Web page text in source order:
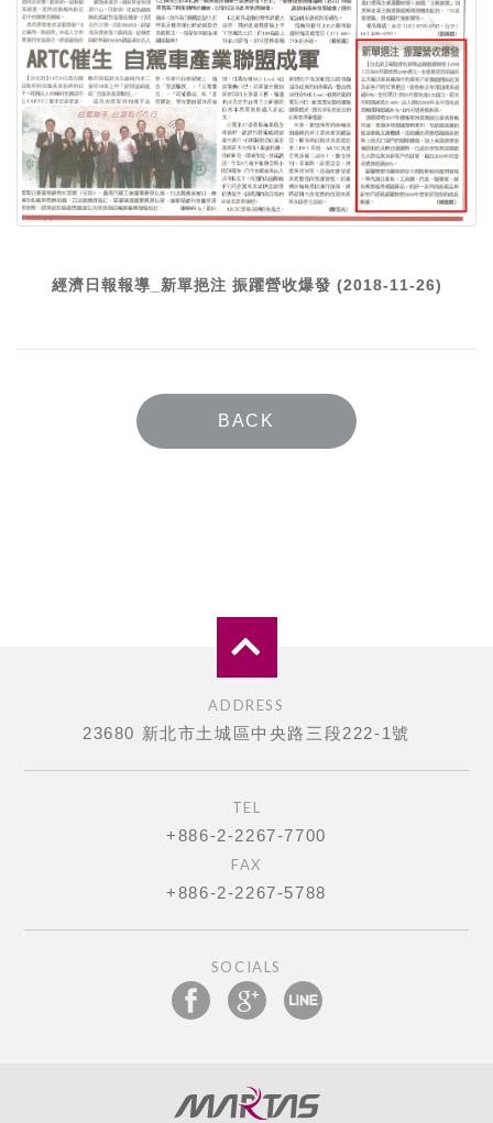
經濟日報報導_新單挹注 振躍營收爆發 (2018-11-26)
BACK
ADDRESS
23680 新北市土城區中央路三段222-1號
TEL
+886-2-2267-7700
FAX
+886-2-2267-5788
SOCIALS